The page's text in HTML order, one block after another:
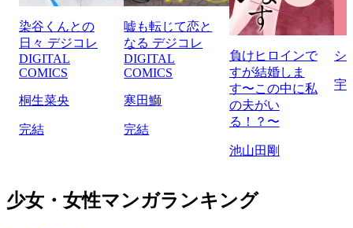
染谷くんとの
日々 デジコレ
DIGITAL
COMICS
桐生菜央
完結
嘘も転じて恋と
なる デジコレ
DIGITAL
COMICS
寒田鰤
完結
負けヒロインで
すが結婚しま
す〜この中に私
の夫がい
る！？〜
池山田剛
シ
宇
少女・女性マンガランキング